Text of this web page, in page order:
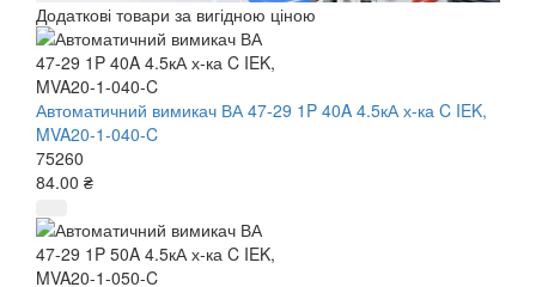
Додаткові товари за вигідною ціною
Автоматичний вимикач ВА 47-29 1P 40A 4.5кА х-ка C IEK,
MVA20-1-040-C
75260
84.00 ₴